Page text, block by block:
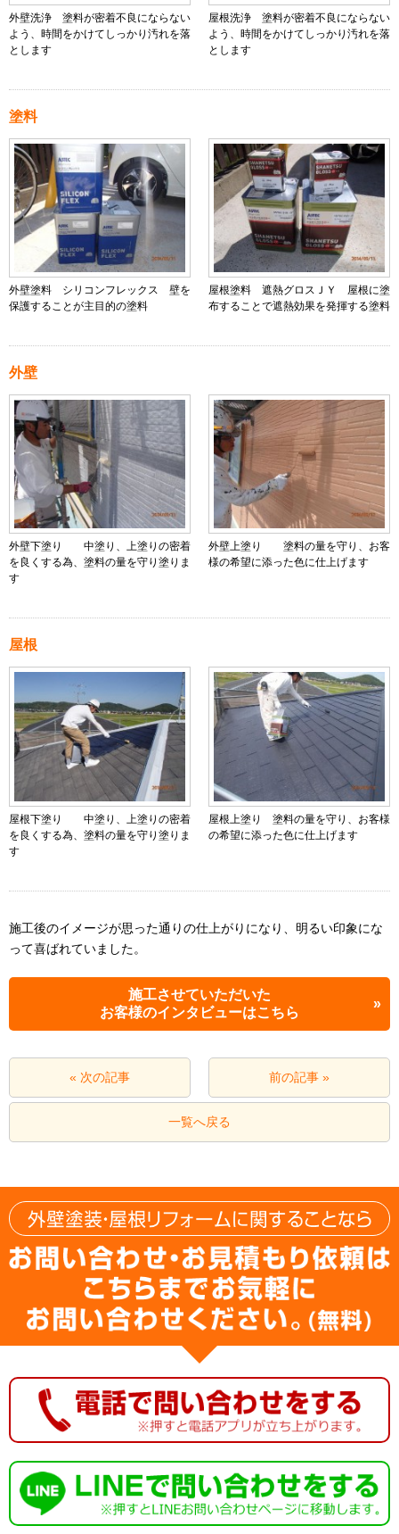
外壁洗浄 塗料が密着不良にならない
よう、時間をかけてしっかり汚れを落
とします
屋根洗浄 塗料が密着不良にならない
よう、時間をかけてしっかり汚れを落
とします
塗料
外壁塗料 シリコンフレックス 壁を
保護することが主目的の塗料
屋根塗料 遮熱グロスＪＹ 屋根に塗
布することで遮熱効果を発揮する塗料
外壁
外壁下塗り 中塗り、上塗りの密着
を良くする為、塗料の量を守り塗りま
す
外壁上塗り 塗料の量を守り、お客
様の希望に添った色に仕上げます
屋根
屋根下塗り 中塗り、上塗りの密着
を良くする為、塗料の量を守り塗りま
す
屋根上塗り 塗料の量を守り、お客様
の希望に添った色に仕上げます
施工後のイメージが思った通りの仕上がりになり、明るい印象にな
って喜ばれていました。
施工させていただいた
お客様のインタビューはこちら
« 次の記事 前の記事 »
一覧へ戻る